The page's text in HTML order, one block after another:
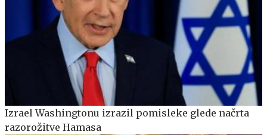
Izrael Washingtonu izrazil pomisleke glede načrta
razorožitve Hamasa